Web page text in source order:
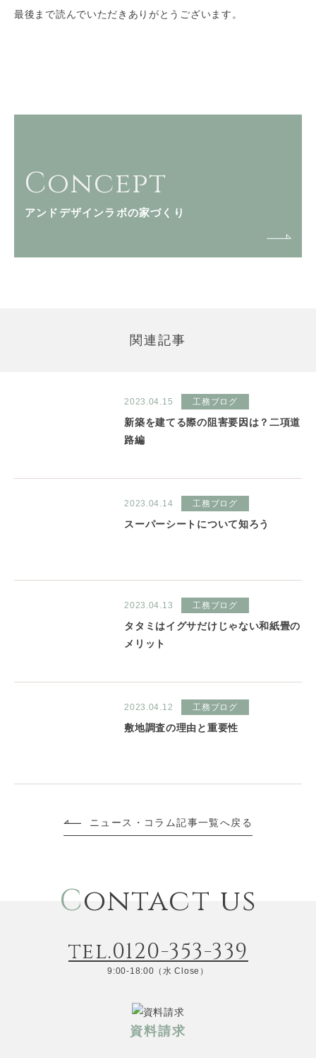
最後まで読んでいただきありがとうございます。
Concept
アンドデザインラボの家づくり
関連記事
2023.04.15 工務ブログ
新築を建てる際の阻害要因は？二項道
路編
2023.04.14 工務ブログ
スーパーシートについて知ろう
2023.04.13 工務ブログ
タタミはイグサだけじゃない和紙畳の
メリット
2023.04.12 工務ブログ
敷地調査の理由と重要性
ニュース・コラム記事一覧へ戻る
Contact us
tel.0120-353-339
9:00-18:00（水 Close）
資料請求